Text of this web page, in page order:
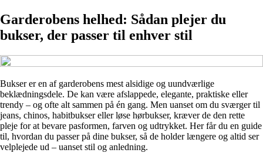
Garderobens helhed: Sådan plejer du
bukser, der passer til enhver stil
Bukser er en af garderobens mest alsidige og uundværlige
beklædningsdele. De kan være afslappede, elegante, praktiske eller
trendy – og ofte alt sammen på én gang. Men uanset om du sværger til
jeans, chinos, habitbukser eller løse hørbukser, kræver de den rette
pleje for at bevare pasformen, farven og udtrykket. Her får du en guide
til, hvordan du passer på dine bukser, så de holder længere og altid ser
velplejede ud – uanset stil og anledning.